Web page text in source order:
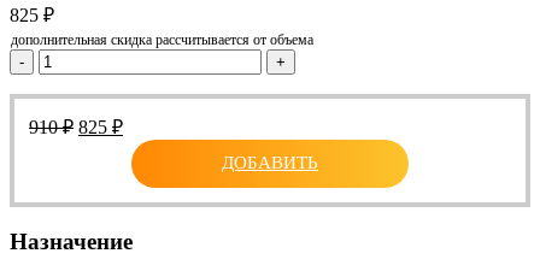
825 ₽
дополнительная скидка рассчитывается от объема
- +
910₽ Первоначальная
составляла
825 ₽Текущая
цена:
825 ₽.
ДОБАВИТЬ
Назначение